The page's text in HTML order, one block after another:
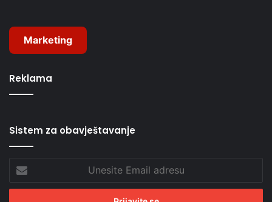
Marketing
Reklama
Sistem za obavještavanje
Email
adresu